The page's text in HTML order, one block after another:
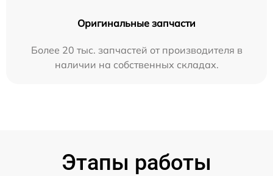
Оригинальные запчасти
Более 20 тыс. запчастей от производителя в
наличии на собственных складах.
Этапы работы